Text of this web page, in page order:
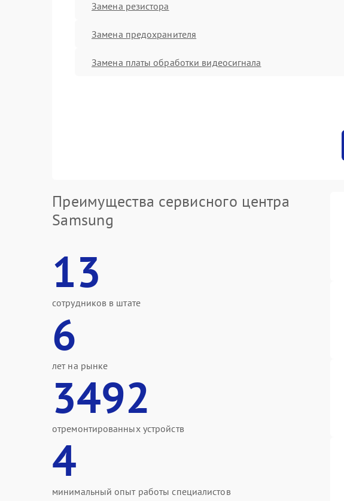
Замена резистора
Замена предохранителя
Замена платы обработки видеосигнала
Преимущества сервисного центра
Samsung
13
сотрудников в штате
6
лет на рынке
3492
отремонтированных устройств
4
минимальный опыт работы специалистов